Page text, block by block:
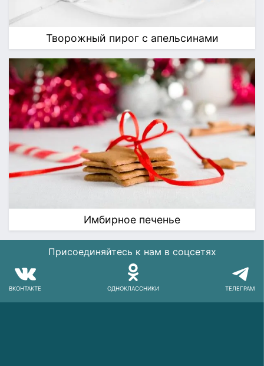
Творожный пирог с апельсинами
Имбирное печенье
Присоединяйтесь к нам в соцсетях
ВКОНТАКТЕ ОДНОКЛАССНИКИ ТЕЛЕГРАМ